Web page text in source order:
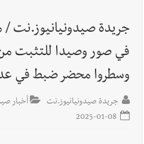
أخبار لبنان بالصور : قائد الجيش
جريدة صيدونيانيوز.نت /
في صور وصيدا للتثبت من
وسطروا محضر ضبط في
جريدة صيدونيانيوز.نت أخبار
2025-01-08